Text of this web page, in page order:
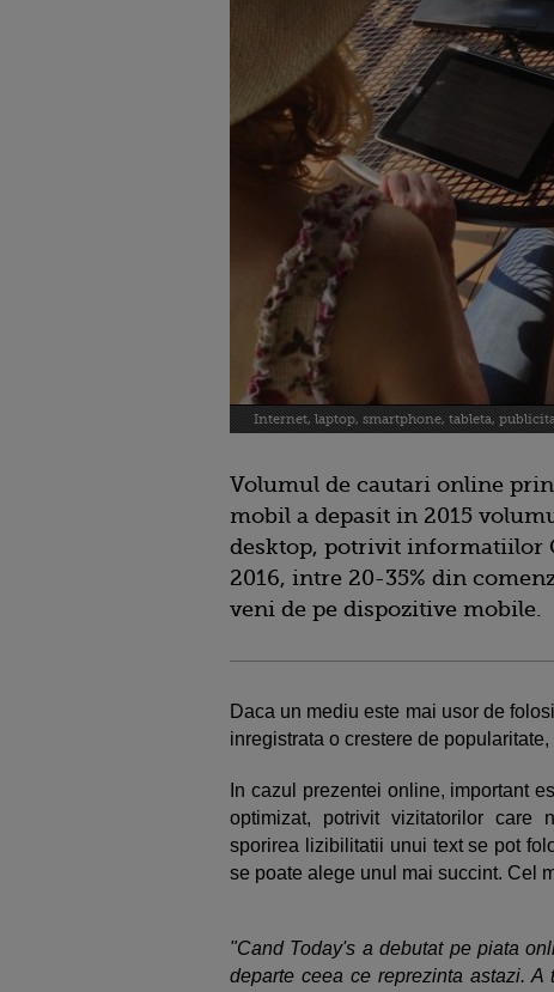
Internet, laptop, smartphone, tableta,
Volumul de cautari online
mobil a depasit in 2015
desktop, potrivit informatiilor
2016, intre 20-35% din
veni de pe dispozitive mobile.
Daca un mediu este mai usor de
inregistrata o crestere de popularitate,
In cazul prezentei online, important
optimizat, potrivit vizitatorilor
sporirea lizibilitatii unui text se pot
se poate alege unul mai succint. Cel
"Cand Today's a debutat pe piata
departe ceea ce reprezinta astazi.